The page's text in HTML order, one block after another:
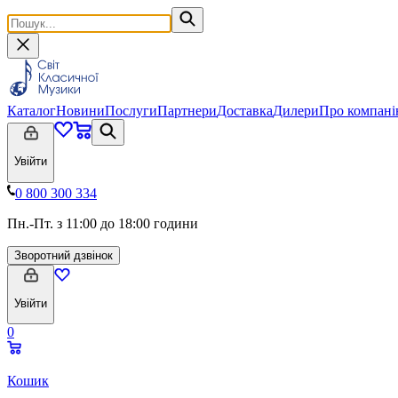
КаталогНовиниПослугиПартнериДоставкаДилериПро
Увійти
0 800 300 334
Пн.-Пт. з 11:00 до 18:00 години
Зворотний дзвінок
Увійти
0
Кошик